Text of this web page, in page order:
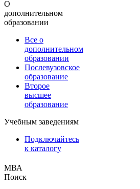
О
дополнительном
образовании
Все о
дополнительном
образовании
Послевузовское
образование
Второе
высшее
образование
Учебным заведениям
Подключайтесь
к каталогу
МВА
Поиск